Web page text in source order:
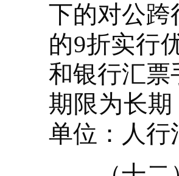
下的对公跨
的9折实行
和银行汇票
期限为长期
单位：人行